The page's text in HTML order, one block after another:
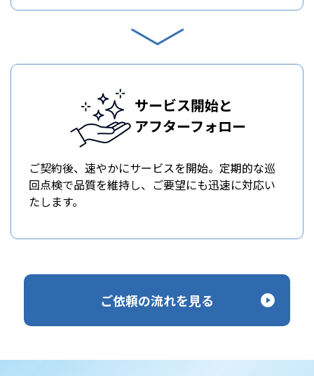
サービス開始と
アフターフォロー
ご契約後、速やかにサービスを開始。定期的な巡
回点検で品質を維持し、ご要望にも迅速に対応い
たします。
ご依頼の流れを見る